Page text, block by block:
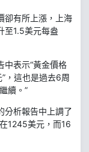
卻有所上漲，上海
至1.5美元每盎
中表示“黃金價格
，這也是過去6周
續。”
分析報告中上調了
1245美元，而16